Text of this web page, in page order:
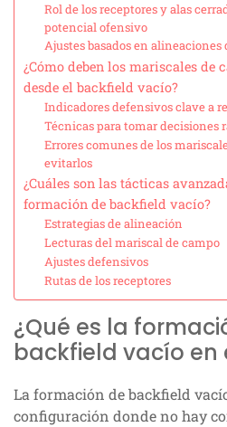
Rol de los receptores y alas
potencial ofensivo
Ajustes basados en alineaciones
¿Cómo deben los mariscales de
desde el backfield vacío?
Indicadores defensivos clave a
Técnicas para tomar decisiones
Errores comunes de los
evitarlos
¿Cuáles son las tácticas
formación de backfield vacío?
Estrategias de alineación
Lecturas del mariscal de campo
Ajustes defensivos
Rutas de los receptores
¿Qué es la
backfield vacío en
La formación de backfield
configuración donde no hay